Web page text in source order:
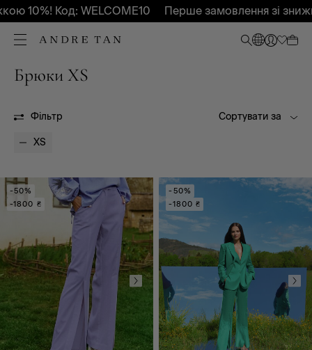
Код: WELCOME10 Перше замовлення зі знижкою
Брюки XS
Фільтр
Всі
Осінь-Зима 2026
Осінь-Зима 2027Сортувати за
XS
-50%
-1800 ₴
-50%
-1800 ₴